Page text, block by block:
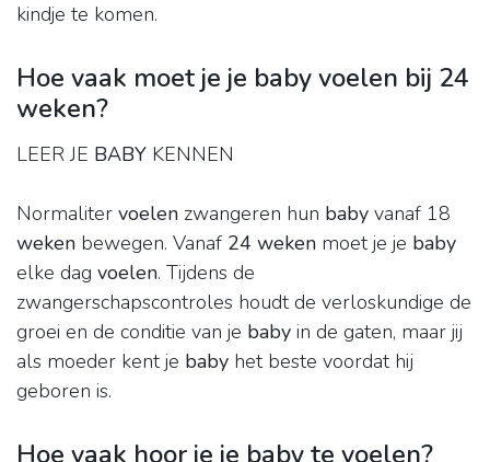
kindje te komen.
Hoe vaak moet je je baby voelen bij 24
weken?
LEER JE BABY KENNEN
Normaliter voelen zwangeren hun baby vanaf 18
weken bewegen. Vanaf 24 weken moet je je baby
elke dag voelen. Tijdens de
zwangerschapscontroles houdt de verloskundige de
groei en de conditie van je baby in de gaten, maar jij
als moeder kent je baby het beste voordat hij
geboren is.
Hoe vaak hoor je je baby te voelen?